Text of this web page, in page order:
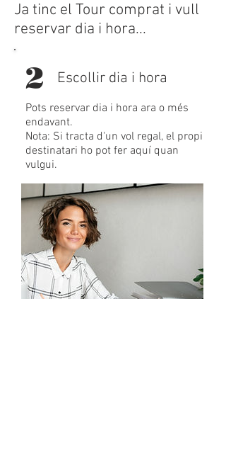
Ja tinc el Tour comprat i vull
reservar dia i hora...
2 Escollir dia i hora
Pots reservar dia i hora ara o més
endavant.
Nota: Si tracta d'un vol regal, el propi
destinatari ho pot fer aquí quan
vulgui.